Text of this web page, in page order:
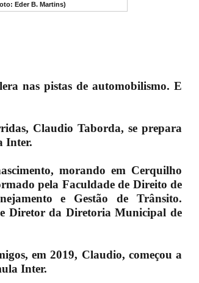
Eder B. Martins)
nas pistas de automobilismo. E
Claudio Taborda, se prepara
Inter.
morando em Cerquilho
pela Faculdade de Direito de
e Gestão de Trânsito.
Diretor da Diretoria Municipal de
em 2019, Claudio, começou a
Inter.